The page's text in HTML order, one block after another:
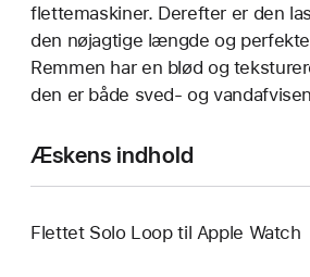
flettemaskiner. Derefter er den
den nøjagtige længde og
Remmen har en blød og
den er både sved- og
Æskens indhold
Flettet Solo Loop til Apple Watch